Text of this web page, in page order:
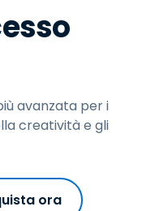
avanzata per i
creatività e gli
ora